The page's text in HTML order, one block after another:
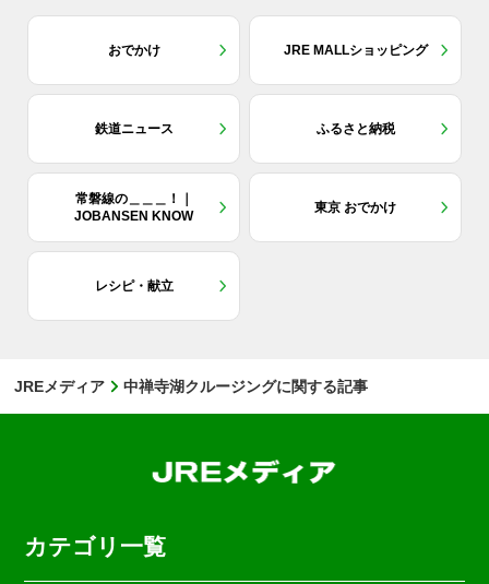
おでかけ JRE MALLショッピング
鉄道ニュース ふるさと納税
常磐線の＿＿＿！｜
JOBANSEN KNOW
東京 おでかけ
レシピ・献立
JREメディア 中禅寺湖クルージングに関する記事
カテゴリ一覧